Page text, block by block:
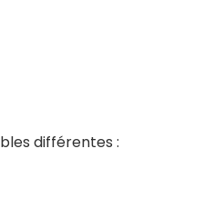
différentes :